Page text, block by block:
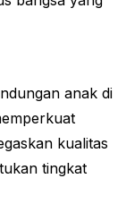
anak di
kualitas
tingkat